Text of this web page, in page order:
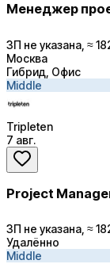
Менеджер
ЗП не указана, ≈
Москва
Гибрид, Офис
Middle
Tripleten
7 авг.
Project
ЗП не указана, ≈
Удалённо
Middle